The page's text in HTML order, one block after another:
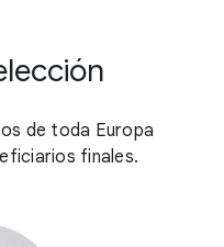
de toda Europa
finales.